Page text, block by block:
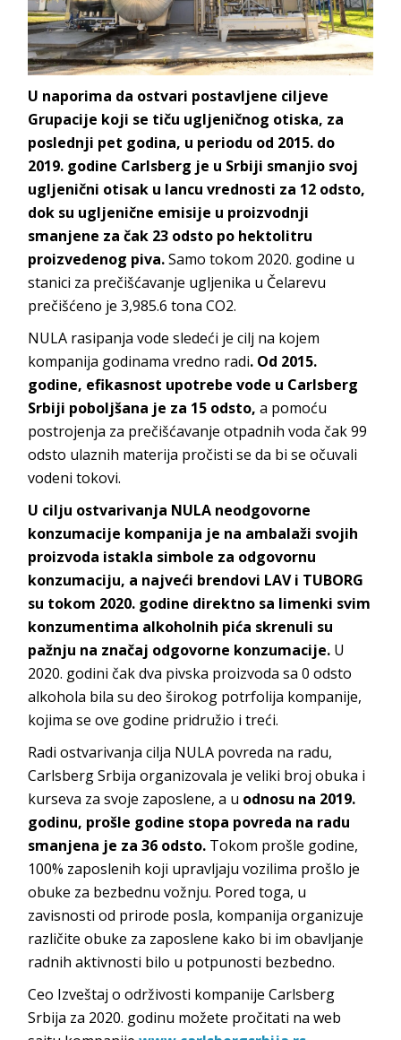
U naporima da ostvari postavljene ciljeve
Grupacije koji se tiču ugljeničnog otiska, za
poslednji pet godina, u periodu od 2015. do
2019. godine Carlsberg je u Srbiji smanjio svoj
ugljenični otisak u lancu vrednosti za 12 odsto,
dok su ugljenične emisije u proizvodnji
smanjene za čak 23 odsto po hektolitru
proizvedenog piva.Samo tokom 2020. godine u
stanici za prečišćavanje ugljenika u Čelarevu
prečišćeno je 3,985.6 tona CO2.
NULA rasipanja vode sledeći je cilj na kojem
kompanija godinama vredno radi. Od 2015.
godine, efikasnost upotrebe vode u Carlsberg
Srbiji poboljšana je za 15 odsto,a pomoću
postrojenja za prečišćavanje otpadnih voda čak 99
odsto ulaznih materija pročisti se da bi se očuvali
vodeni tokovi.
U cilju ostvarivanja NULA neodgovorne
konzumacije kompanija je na ambalaži svojih
proizvoda istakla simbole za odgovornu
konzumaciju, a najveći brendovi LAV i TUBORG
su tokom 2020. godine direktno sa limenki svim
konzumentima alkoholnih pića skrenuli su
pažnju na značaj odgovorne konzumacije. U
2020. godini čak dva pivska proizvoda sa 0 odsto
alkohola bila su deo širokog potrfolija kompanije,
kojima se ove godine pridružio i treći.
Radi ostvarivanja cilja NULA povreda na radu,
Carlsberg Srbija organizovala je veliki broj obuka i
kurseva za svoje zaposlene, a u odnosu na 2019.
godinu, prošle godine stopa povreda na radu
smanjena je za 36 odsto. Tokom prošle godine,
100% zaposlenih koji upravljaju vozilima prošlo je
obuke za bezbednu vožnju. Pored toga, u
zavisnosti od prirode posla, kompanija organizuje
različite obuke za zaposlene kako bi im obavljanje
radnih aktivnosti bilo u potpunosti bezbedno.
Ceo Izveštaj o održivosti kompanije Carlsberg
Srbija za 2020. godinu možete pročitati na web